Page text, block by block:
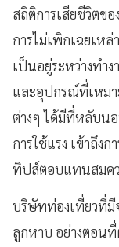
สถิติการเสียชีวิตข
การไม่เพิกเฉยเหล่
เป็นอยู่ระหว่างทำ
และอุปกรณ์ที่เหม
ต่างๆ ได้มีที่หลับน
การใช้แรง เข้าถึง
ทิปส์ตอบแทนสมคว
บริษัทท่องเที่ยวที่มี
ลูกหาบ อย่างตอน